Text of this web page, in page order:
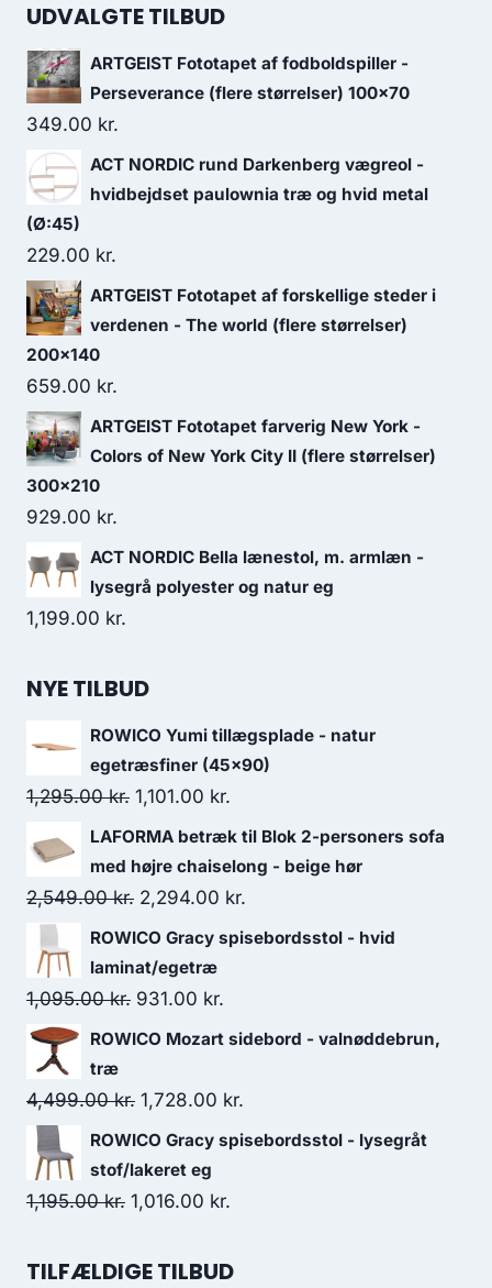
UDVALGTE TILBUD
ARTGEIST Fototapet af fodboldspiller -
Perseverance (flere størrelser) 100x70
349.00 kr.
ACT NORDIC rund Darkenberg vægreol -
hvidbejdset paulownia træ og hvid metal
(Ø:45)
229.00 kr.
ARTGEIST Fototapet af forskellige steder i
verdenen - The world (flere størrelser)
200x140
659.00 kr.
ARTGEIST Fototapet farverig New York -
Colors of New York City II (flere størrelser)
300x210
929.00 kr.
ACT NORDIC Bella lænestol, m. armlæn -
lysegrå polyester og natur eg
1,199.00 kr.
NYE TILBUD
ROWICO Yumi tillægsplade - natur
egetræsfiner (45x90)
1,295.00kr. 1,101.00 kr.
LAFORMA betræk til Blok 2-personers sofa
med højre chaiselong - beige hør
2,549.00kr. 2,294.00 kr.
ROWICO Gracy spisebordsstol - hvid
laminat/egetræ
1,095.00kr. 931.00 kr.
ROWICO Mozart sidebord - valnøddebrun,
træ
4,499.00kr. 1,728.00 kr.
ROWICO Gracy spisebordsstol - lysegråt
stof/lakeret eg
1,195.00kr. 1,016.00 kr.
TILFÆLDIGE TILBUD